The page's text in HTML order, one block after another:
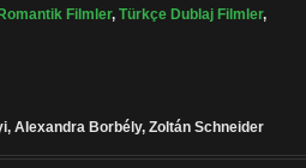
Filmler, Türkçe Dublaj Filmler,
Alexandra Borbély, Zoltán Schneider